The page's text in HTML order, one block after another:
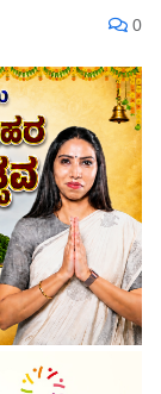
0